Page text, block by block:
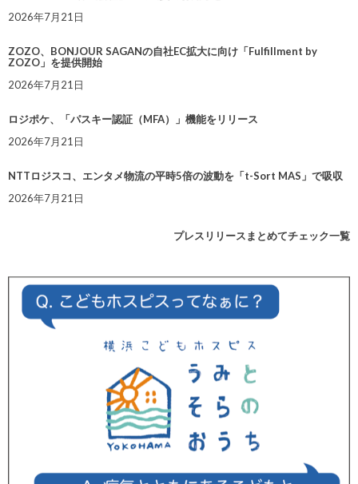
2026年7月21日
ZOZO、BONJOUR SAGANの自社EC拡大に向け「Fulfillment by
ZOZO」を提供開始
2026年7月21日
ロジポケ、「パスキー認証（MFA）」機能をリリース
2026年7月21日
NTTロジスコ、エンタメ物流の平時5倍の波動を「t-Sort MAS」で吸収
2026年7月21日
プレスリリースまとめてチェック一覧